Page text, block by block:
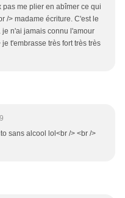
me plier en abîmer ce qui
/> madame écriture. C'est le
n'ai jamais connu l'amour
t'embrasse très fort très très
sans alcool lol<br /> <br />